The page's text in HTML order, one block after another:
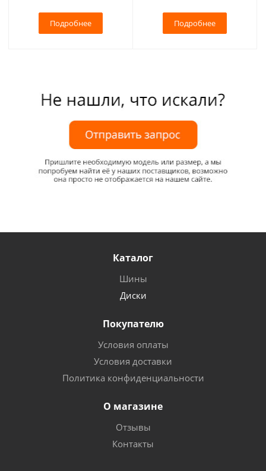
Подробнее Подробнее
Каталог
Шины
Диски
Покупателю
Условия оплаты
Условия доставки
Политика конфиденциальности
О магазине
Отзывы
Контакты